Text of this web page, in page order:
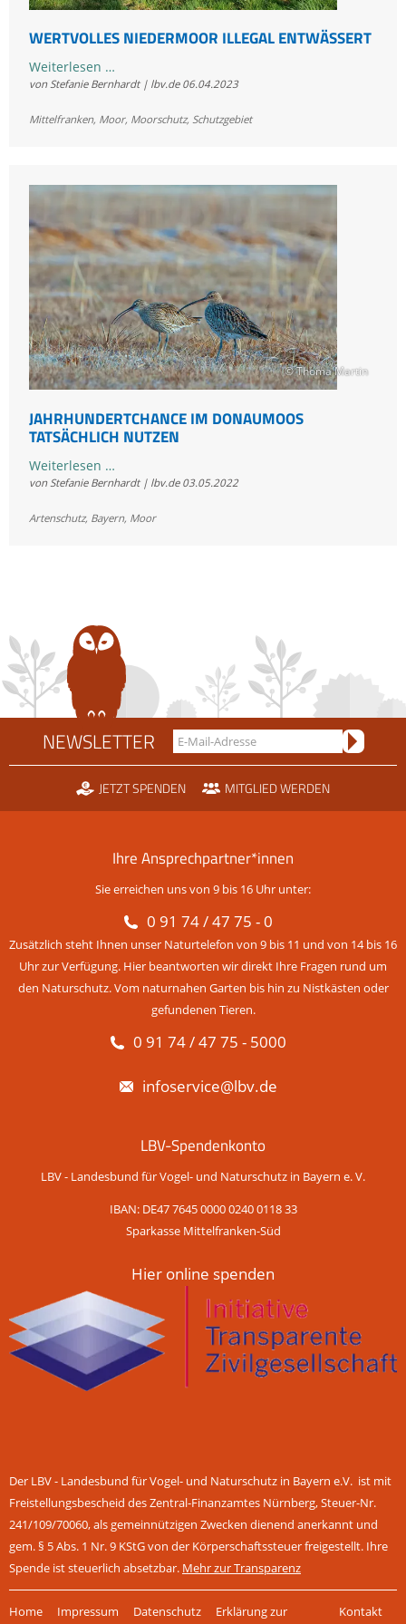
WERTVOLLES NIEDERMOOR ILLEGAL ENTWÄSSERT
Weiterlesen …Wertvolles
Niedermoor
von Stefanie Bernhardt | lbv.de 06.04.2023
Mittelfranken, Moor, Moorschutz, Schutzgebiet
© Thoma Martin
JAHRHUNDERTCHANCE IM DONAUMOOS
TATSÄCHLICH NUTZEN
Weiterlesen …Jahrhundertchance
im
tatsächlich
von Stefanie Bernhardt | lbv.de 03.05.2022
Artenschutz, Bayern, Moor
NEWSLETTER
JETZT SPENDEN MITGLIED WERDEN
Ihre Ansprechpartner*innen
Sie erreichen uns von 9 bis 16 Uhr unter:
0 91 74 / 47 75 - 0
Zusätzlich steht Ihnen unser Naturtelefon von 9 bis 11 und von 14 bis 16
Uhr zur Verfügung. Hier beantworten wir direkt Ihre Fragen rund um
den Naturschutz. Vom naturnahen Garten bis hin zu Nistkästen oder
gefundenen Tieren.
0 91 74 / 47 75 - 5000
infoservice@lbv.de
LBV-Spendenkonto
LBV - Landesbund für Vogel- und Naturschutz in Bayern e. V.
IBAN: DE47 7645 0000 0240 0118 33
Sparkasse Mittelfranken-Süd
Hier online spenden
Der LBV - Landesbund für Vogel- und Naturschutz in Bayern e.V. ist mit
Freistellungsbescheid des Zentral-Finanzamtes Nürnberg, Steuer-Nr.
241/109/70060, als gemeinnützigen Zwecken dienend anerkannt und
gem. § 5 Abs. 1 Nr. 9 KStG von der Körperschaftssteuer freigestellt. Ihre
Spende ist steuerlich absetzbar. Mehr zur Transparenz
Home Impressum Datenschutz Erklärung zur Kontakt